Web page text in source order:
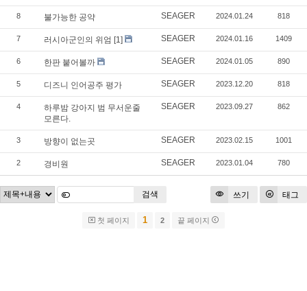
8 불가능한 공약 SEAGER 2024.01.24 818
7 러시아군인의 위엄 [1] SEAGER 2024.01.16 1409
6 한판 붙어볼까 SEAGER 2024.01.05 890
5 디즈니 인어공주 평가 SEAGER 2023.12.20 818
4
하루밤 강아지 범 무서운줄
모른다.
SEAGER 2023.09.27 862
3 방향이 없는곳 SEAGER 2023.02.15 1001
2 경비원 SEAGER 2023.01.04 780
쓰기 태그
검색
첫 페이지 1 2 끝 페이지